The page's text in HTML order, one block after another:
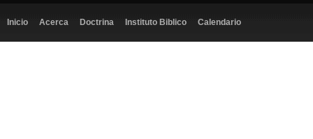
Inicio Acerca Doctrina Instituto Biblico Calendario